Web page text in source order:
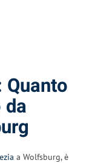
a Wolfsburg, è